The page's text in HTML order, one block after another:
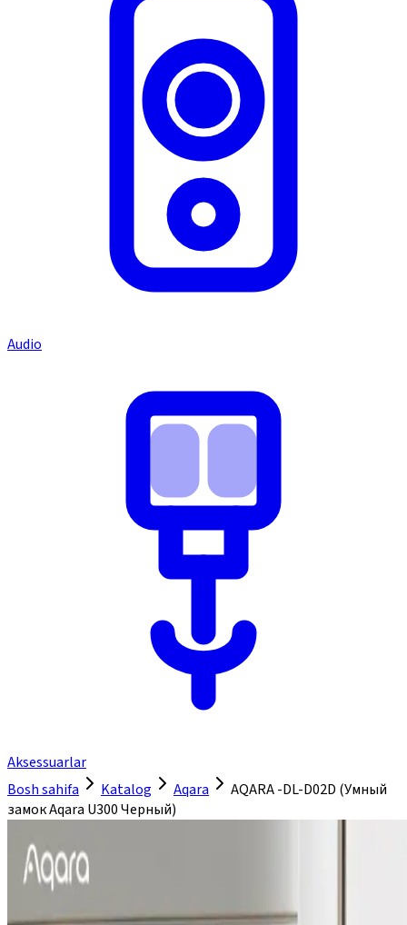
Audio
Aksessuarlar
Bosh sahifa
Katalog Aqara
AQARA -DL-D02D (Умный
замок Aqara U300 Черный)